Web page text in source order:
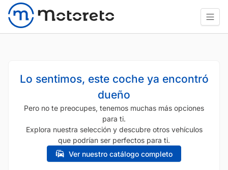
Lo sentimos, este coche ya encontró
dueño
Pero no te preocupes, tenemos muchas más opciones
para ti.
Explora nuestra selección y descubre otros vehículos
que podrían ser perfectos para ti.
Ver nuestro catálogo completo